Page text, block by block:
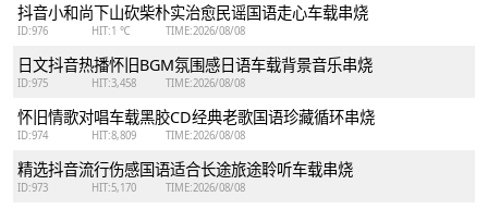
抖音小和尚下山砍柴朴实治愈民谣国语走心车载串烧
ID:976 HIT:1 ℃ TIME:2026/08/08
日文抖音热播怀旧BGM氛围感日语车载背景音乐串烧
ID:975 HIT:3,458 TIME:2026/08/08
怀旧情歌对唱车载黑胶CD经典老歌国语珍藏循环串烧
ID:974 HIT:8,809 TIME:2026/08/08
精选抖音流行伤感国语适合长途旅途聆听车载串烧
ID:973 HIT:5,170 TIME:2026/08/08